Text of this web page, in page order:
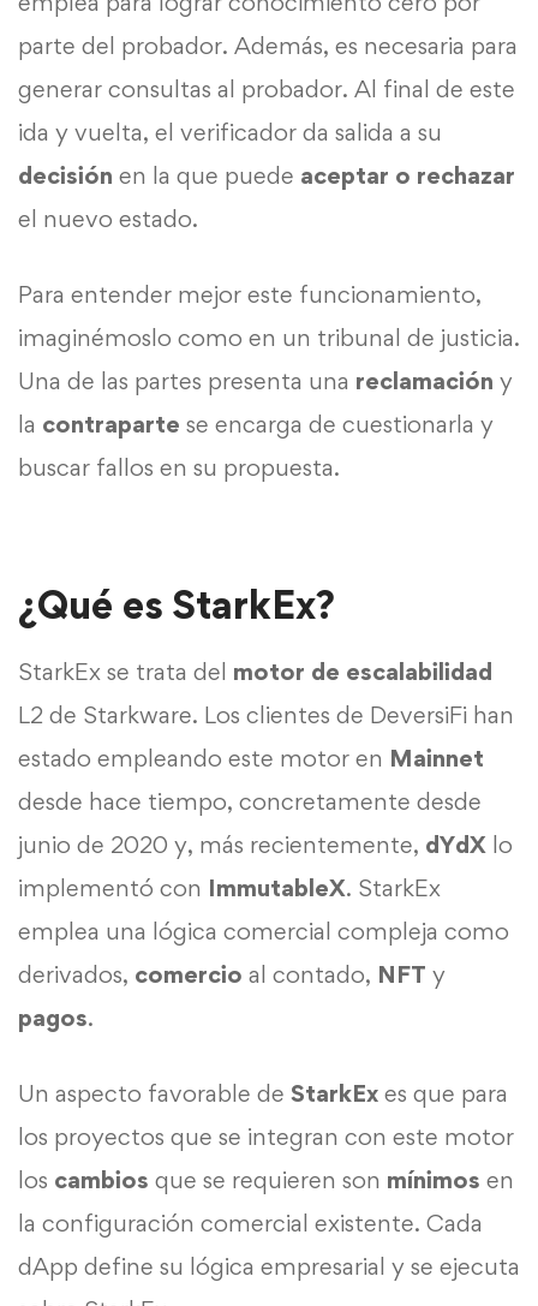
parte del probador. Además, es necesaria para
generar consultas al probador. Al final de este
ida y vuelta, el verificador da salida a su
decisión en la que puede aceptar o rechazar
el nuevo estado.
Para entender mejor este funcionamiento,
imaginémoslo como en un tribunal de justicia.
Una de las partes presenta una reclamación y
la contraparte se encarga de cuestionarla y
buscar fallos en su propuesta.
¿Qué es StarkEx?
StarkEx se trata del motor de escalabilidad
L2 de Starkware. Los clientes de DeversiFi han
estado empleando este motor en Mainnet
desde hace tiempo, concretamente desde
junio de 2020 y, más recientemente, dYdX lo
implementó con ImmutableX. StarkEx
emplea una lógica comercial compleja como
derivados, comercio al contado, NFT y
pagos.
Un aspecto favorable de StarkEx es que para
los proyectos que se integran con este motor
los cambios que se requieren son mínimos en
la configuración comercial existente. Cada
dApp define su lógica empresarial y se ejecuta